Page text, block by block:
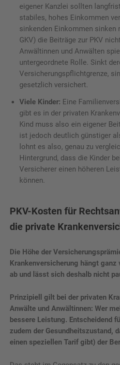
eigener Kanzlei sollten
stabiles, hohes Einkommen
sinkenden Einkommen sinken
GKV) die Beiträge zur PKV
Anwältinnen und Anwälten
untergeordnete Rolle. Sinkt
Versicherungspflichtgrenze,
gesetzlich versichert.
Viele Kinder: Eine
gibt es in der privaten
Kind muss also ein eigener
ist jedoch deutlich günstiger
lohnt es also, genau zu
Hintergrund, dass die Kinder
Versicherer einen höheren
können.
PKV-Kosten für
die private
Die Höhe der
Krankenversicherung hängt ganz
ab und lässt sich deshalb nicht
Prinzipiell gilt bei der privaten
Anwälte und Anwältinnen: Wer
bessere Leistung. Entscheidend
zudem der Gesundheitszustand,
einen speziellen Tarif gibt) der